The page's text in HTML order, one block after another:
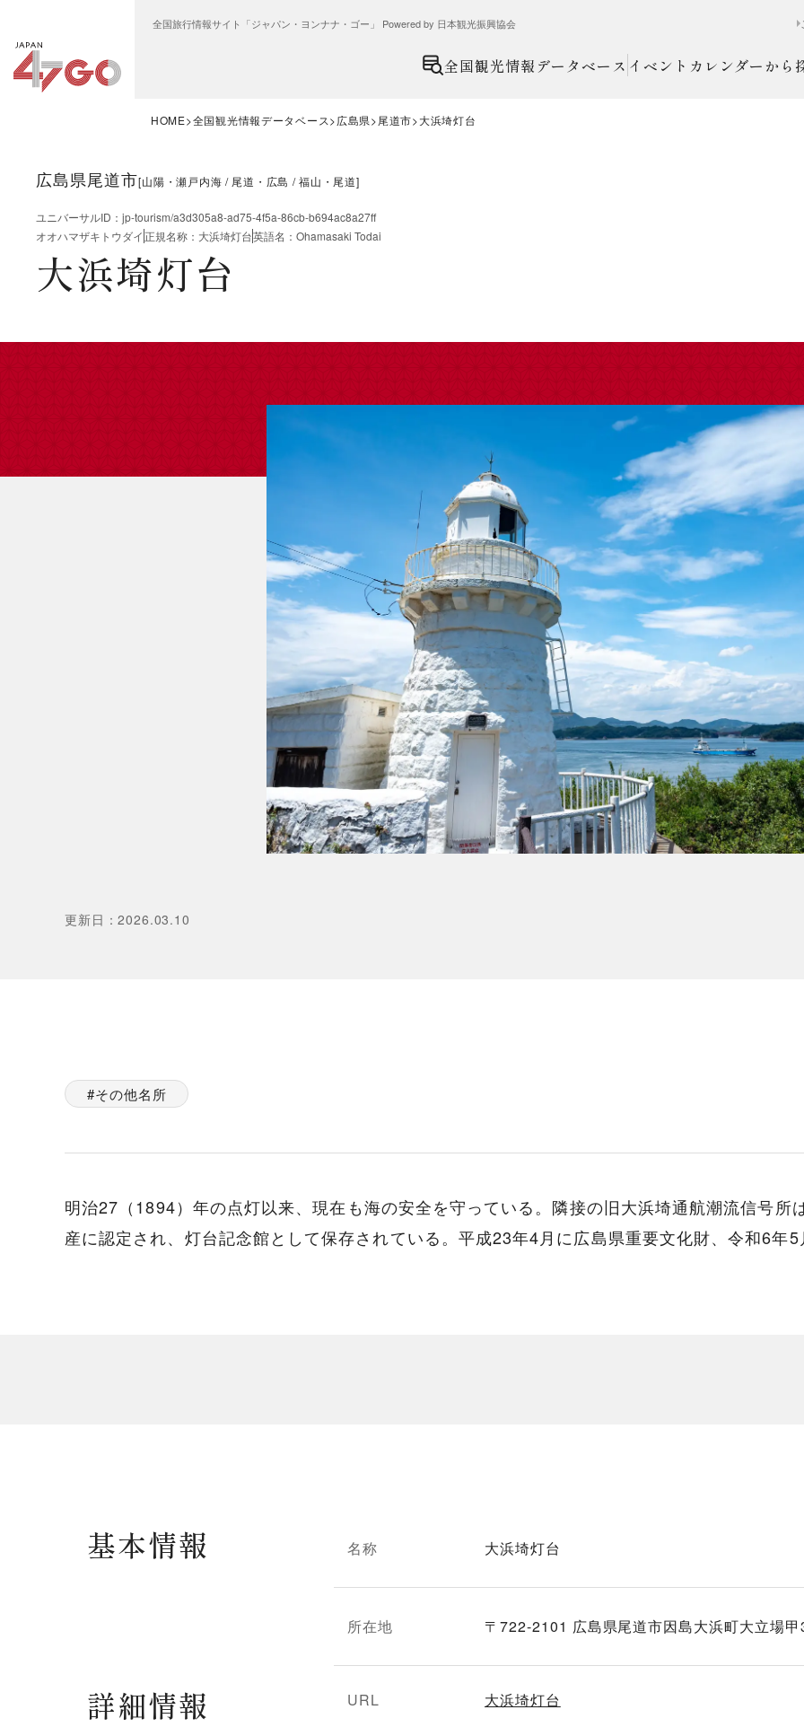
全国旅行情報サイト「ジャパン・ヨンナナ・ゴー」 Powered by 日本観光振興協会
全国観光情報データベース イベントカレンダーから
HOME 全国観光情報データベース 広島県 尾道市 大浜埼灯台
広島県尾道市[山陽・瀬戸内海 尾道・広島 福山・尾道]
ユニバーサルID ： jp-tourism/a3d305a8-ad75-4f5a-86cb-b694ac8a27ff
オオハマザキトウダイ正規名称 ： 大浜埼灯台英語名 ： Ohamasaki Todai
大浜埼灯台
更新日 ：2026.03.10
その他名所
明治27（1894）年の点灯以来、現在も海の安全を守っている。隣接の旧大浜埼通航潮流信号所
産に認定され、灯台記念館として保存されている。平成23年4月に広島県重要文化財、令和6年
基本情報 名称 大浜埼灯台
所在地 〒722-2101 広島県尾道市因島大浜町大立場
詳細情報 URL 大浜埼灯台